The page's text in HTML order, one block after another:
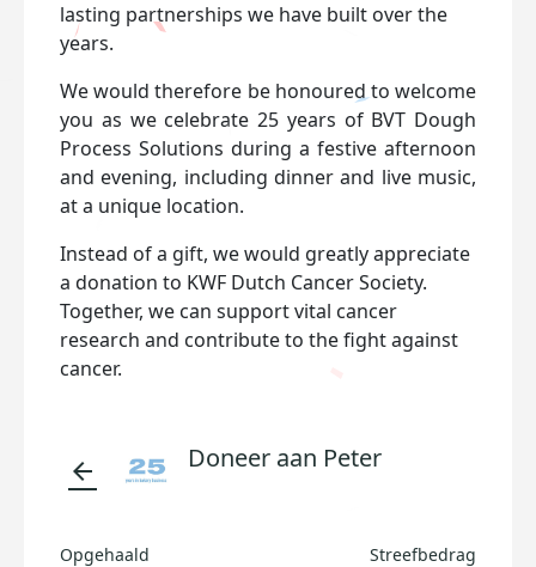
lasting partnerships we have built over the
years.
We would therefore be honoured to welcome
you as we celebrate 25 years of BVT Dough
Process Solutions during a festive afternoon
and evening, including dinner and live music,
at a unique location.
Instead of a gift, we would greatly appreciate
a donation to KWF Dutch Cancer Society.
Together, we can support vital cancer
research and contribute to the fight against
cancer.
arrow_back Doneer aan Peter
Opgehaald Streefbedrag